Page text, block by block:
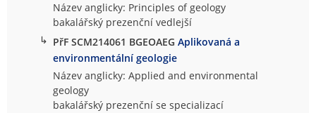
Název anglicky: Principles of geology
bakalářský prezenční vedlejší
↳ PřF SCM214061 BGEOAEGAplikovaná a
environmentální geologie
Název anglicky: Applied and environmental
geology
bakalářský prezenční se specializací